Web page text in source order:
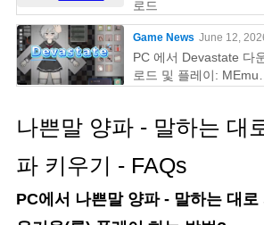
로드
Game News June 12,
PC 에서 Devastate 다
로드 및 플레이: MEmu
나쁜말 양파 - 말하는 대
파 키우기 - FAQs
PC에서 나쁜말 양파 - 말하는 대